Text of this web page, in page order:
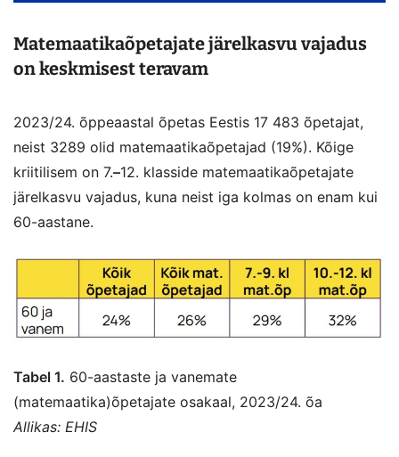
Matemaatikaõpetajate järelkasvu vajadus
on keskmisest teravam
2023/24. õppeaastal õpetas Eestis 17 483 õpetajat,
neist 3289 olid matemaatikaõpetajad (19%). Kõige
kriitilisem on 7.–12. klasside matemaatikaõpetajate
järelkasvu vajadus, kuna neist iga kolmas on enam kui
60-aastane.
Tabel 1. 60-aastaste ja vanemate
(matemaatika)õpetajate osakaal, 2023/24. õa
Allikas: EHIS